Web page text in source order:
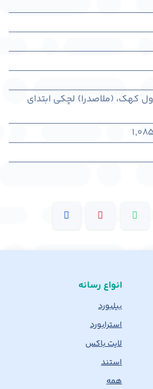
کهک، (ملاصدرا) لچکی ابتدای
انواع رسانه
بیلبورد
استرابورد
لایت باکس
استند
همه